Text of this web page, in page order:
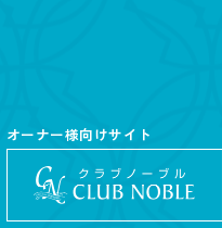
オーナー様向けサイト